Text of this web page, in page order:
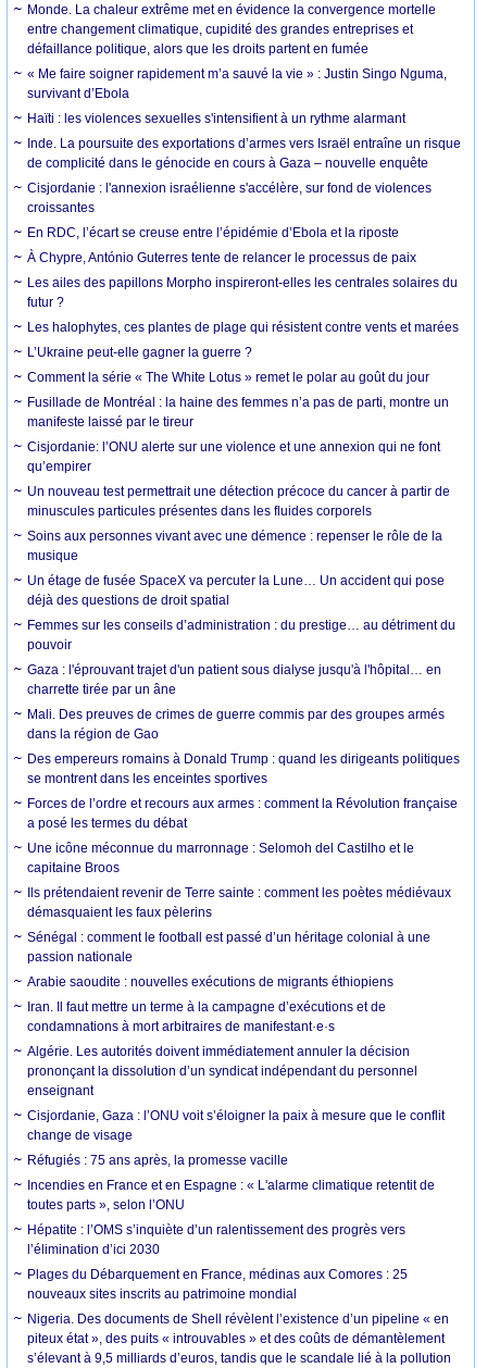
Monde. La chaleur extrême met en évidence la convergence mortelle
entre changement climatique, cupidité des grandes entreprises et
défaillance politique, alors que les droits partent en fumée
« Me faire soigner rapidement m’a sauvé la vie » : Justin Singo Nguma,
survivant d’Ebola
Haïti : les violences sexuelles s'intensifient à un rythme alarmant
Inde. La poursuite des exportations d’armes vers Israël entraîne un risque
de complicité dans le génocide en cours à Gaza – nouvelle enquête
Cisjordanie : l'annexion israélienne s'accélère, sur fond de violences
croissantes
En RDC, l’écart se creuse entre l’épidémie d’Ebola et la riposte
À Chypre, António Guterres tente de relancer le processus de paix
Les ailes des papillons Morpho inspireront-elles les centrales solaires du
futur ?
Les halophytes, ces plantes de plage qui résistent contre vents et marées
L’Ukraine peut-elle gagner la guerre ?
Comment la série « The White Lotus » remet le polar au goût du jour
Fusillade de Montréal : la haine des femmes n’a pas de parti, montre un
manifeste laissé par le tireur
Cisjordanie: l’ONU alerte sur une violence et une annexion qui ne font
qu’empirer
Un nouveau test permettrait une détection précoce du cancer à partir de
minuscules particules présentes dans les fluides corporels
Soins aux personnes vivant avec une démence : repenser le rôle de la
musique
Un étage de fusée SpaceX va percuter la Lune… Un accident qui pose
déjà des questions de droit spatial
Femmes sur les conseils d’administration : du prestige… au détriment du
pouvoir
Gaza : l'éprouvant trajet d'un patient sous dialyse jusqu'à l'hôpital… en
charrette tirée par un âne
Mali. Des preuves de crimes de guerre commis par des groupes armés
dans la région de Gao
Des empereurs romains à Donald Trump : quand les dirigeants politiques
se montrent dans les enceintes sportives
Forces de l’ordre et recours aux armes : comment la Révolution française
a posé les termes du débat
Une icône méconnue du marronnage : Selomoh del Castilho et le
capitaine Broos
Ils prétendaient revenir de Terre sainte : comment les poètes médiévaux
démasquaient les faux pèlerins
Sénégal : comment le football est passé d’un héritage colonial à une
passion nationale
Arabie saoudite : nouvelles exécutions de migrants éthiopiens
Iran. Il faut mettre un terme à la campagne d’exécutions et de
condamnations à mort arbitraires de manifestant·e·s
Algérie. Les autorités doivent immédiatement annuler la décision
prononçant la dissolution d’un syndicat indépendant du personnel
enseignant
Cisjordanie, Gaza : l’ONU voit s’éloigner la paix à mesure que le conflit
change de visage
Réfugiés : 75 ans après, la promesse vacille
Incendies en France et en Espagne : « L'alarme climatique retentit de
toutes parts », selon l’ONU
Hépatite : l’OMS s’inquiète d’un ralentissement des progrès vers
l’élimination d’ici 2030
Plages du Débarquement en France, médinas aux Comores : 25
nouveaux sites inscrits au patrimoine mondial
Nigeria. Des documents de Shell révèlent l’existence d’un pipeline « en
piteux état », des puits « introuvables » et des coûts de démantèlement
s’élevant à 9,5 milliards d’euros, tandis que le scandale lié à la pollution